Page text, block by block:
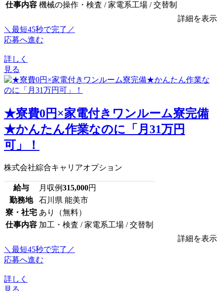
仕事内容 機械の操作・検査 / 家電系工場 / 交替制
詳細を表示
＼最短45秒で完了／
応募へ進む
詳しく
見る
★寮費0円×家電付きワンルーム寮完備
★かんたん作業なのに「月31万円
可」！
株式会社綜合キャリアオプション
給与 月収例315,000円
勤務地
石川県 能美市
寮・社宅 あり（無料）
仕事内容 加工・検査 / 家電系工場 / 交替制
詳細を表示
＼最短45秒で完了／
応募へ進む
詳しく